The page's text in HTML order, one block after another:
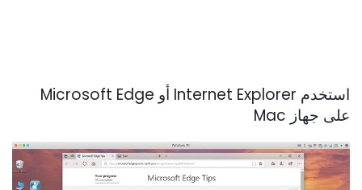
استخدم Internet Explorer أو Microsoft Edge
على جهاز Mac